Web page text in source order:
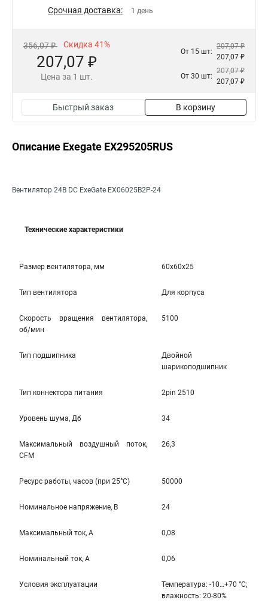
Срочная доставка: 1 день
356,07 ₽ Скидка 41%
207,07 ₽
Цена за 1 шт.
От 15 шт:
207,07 ₽
207,07 ₽
От 30 шт:
207,07 ₽
207,07 ₽
Быстрый заказ В корзину
Описание Exegate EX295205RUS
Вентилятор 24В DC ExeGate EX06025B2P-24
Технические характеристики
Размер вентилятора, мм 60x60x25
Тип вентилятора Для корпуса
Скорость вращения вентилятора,
об/мин
5100
Тип подшипника
Двойной
шарикоподшипник
Тип коннектора питания 2pin 2510
Уровень шума, Дб 34
Максимальный воздушный поток,
CFM
26,3
Ресурс работы, часов (при 25°C) 50000
Номинальное напряжение, В 24
Максимальный ток, А 0,08
Номинальный ток, А 0,06
Условия эксплуатации
Температура: -10…+70 °С;
влажность: 20-80%